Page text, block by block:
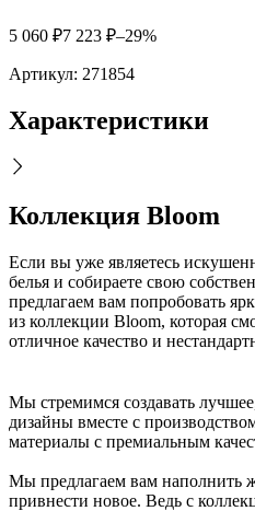
5 060 ₽7 223 ₽–29%
Артикул: 271854
Характеристики
Коллекция Bloom
Если вы уже являетесь
белья и собираете свою
предлагаем вам попробовать
из коллекции Bloom, которая
отличное качество и
Мы стремимся создавать
дизайны вместе с
материалы с премиальным
Мы предлагаем вам наполнить
привнести новое. Ведь с